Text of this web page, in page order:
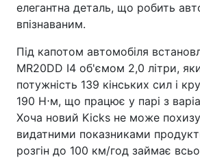
елегантна деталь, що робить
впізнаваним.
Під капотом автомобіля
MR20DD I4 об'ємом 2,0 літри,
потужність 139 кінських сил і
190 Н⋅м, що працює у парі з
Хоча новий Kicks не може
видатними показниками
розгін до 100 км/год займає